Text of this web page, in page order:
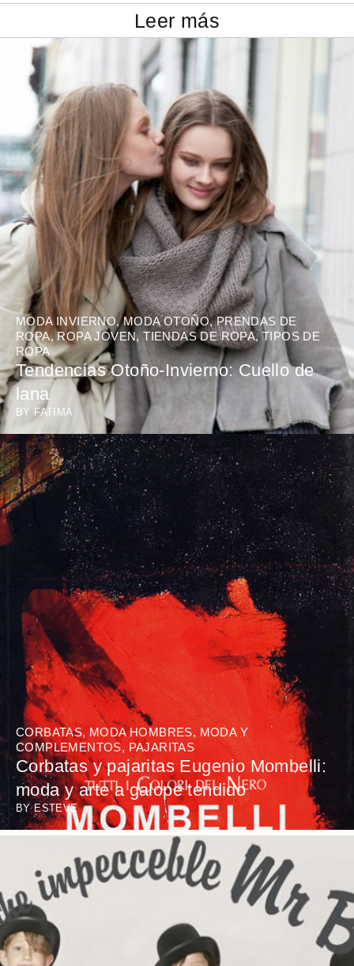
Leer más
MODA INVIERNO,MODA OTOÑO,PRENDAS DE
ROPA,ROPA JOVEN,TIENDAS DE ROPA,TIPOS DE
ROPA
Tendencias Otoño-Invierno: Cuello de
lana
BY FATIMA
CORBATAS, MODA HOMBRES, MODA Y
COMPLEMENTOS, PAJARITAS
Corbatas y pajaritas Eugenio Mombelli:
moda y arte a galope tendido
BYESTEVE